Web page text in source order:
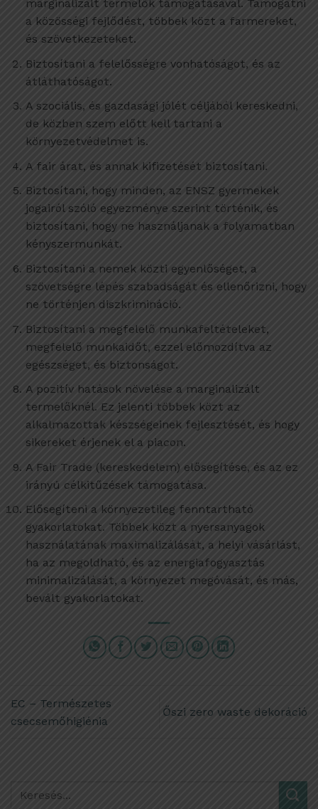
marginalizált termelők támogatásával. Támogatni
a közösségi fejlődést, többek közt a farmereket,
és szövetkezeteket.
Biztosítani a felelősségre vonhatóságot, és az
átláthatóságot.
A szociális, és gazdasági jólét céljából kereskedni,
de közben szem előtt kell tartani a
környezetvédelmet is.
A fair árat, és annak kifizetését biztosítani.
Biztosítani, hogy minden, az ENSZ gyermekek
jogairól szóló egyezménye szerint történik, és
biztosítani, hogy ne használjanak a folyamatban
kényszermunkát.
Biztosítani a nemek közti egyenlőséget, a
szövetségre lépés szabadságát és ellenőrizni, hogy
ne történjen diszkrimináció.
Biztosítani a megfelelő munkafeltételeket,
megfelelő munkaidőt, ezzel előmozdítva az
egészséget, és biztonságot.
A pozitív hatások növelése a marginalizált
termelőknél. Ez jelenti többek közt az
alkalmazottak készségeinek fejlesztését, és hogy
sikereket érjenek el a piacon.
A Fair Trade (kereskedelem) elősegítése, és az ez
irányú célkitűzések támogatása.
Elősegíteni a környezetileg fenntartható
gyakorlatokat. Többek közt a nyersanyagok
használatának maximalizálását, a helyi vásárlást,
ha az megoldható, és az energiafogyasztás
minimalizálását, a környezet megóvását, és más,
bevált gyakorlatokat.
EC – Természetes
csecsemőhigiénia
Őszi zero waste dekoráció